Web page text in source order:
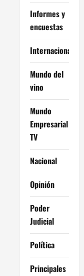
Informes y
encuestas
Internacional
Mundo del
vino
Mundo
Empresarial
TV
Nacional
Opinión
Poder
Judicial
Política
Principales